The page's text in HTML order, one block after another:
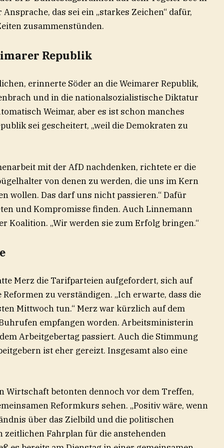
das sei ein „starkes Zeichen“ dafür,
zusammenstünden.
Republik
erinnerte Söder an die Weimarer Republik,
und in die nationalsozialistische Diktatur
Weimar, aber es ist schon manches
sei gescheitert, „weil die Demokraten zu
mit der AfD nachdenken, richtete er die
von denen zu werden, die uns im Kern
wollen. Das darf uns nicht passieren.“ Dafür
und Kompromisse finden. Auch Linnemann
Koalition. „Wir werden sie zum Erfolg bringen.“
Merz die Tarifparteien aufgefordert, sich auf
zu verständigen. „Ich erwarte, dass die
Mittwoch tun.“ Merz war kürzlich auf dem
empfangen worden. Arbeitsministerin
Arbeitgebertag passiert. Auch die Stimmung
ist eher gereizt. Insgesamt also eine
Wirtschaft betonten dennoch vor dem Treffen,
Reformkurs sehen. „Positiv wäre, wenn
über das Zielbild und die politischen
Fahrplan für die anstehenden